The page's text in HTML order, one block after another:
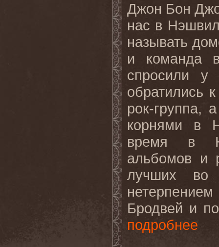
Джон Бон
нас в
называть
и команда
спросили
обратились
рок-группа,
корнями в
время в
альбомов и
лучших во
Бродвей и
подробнее